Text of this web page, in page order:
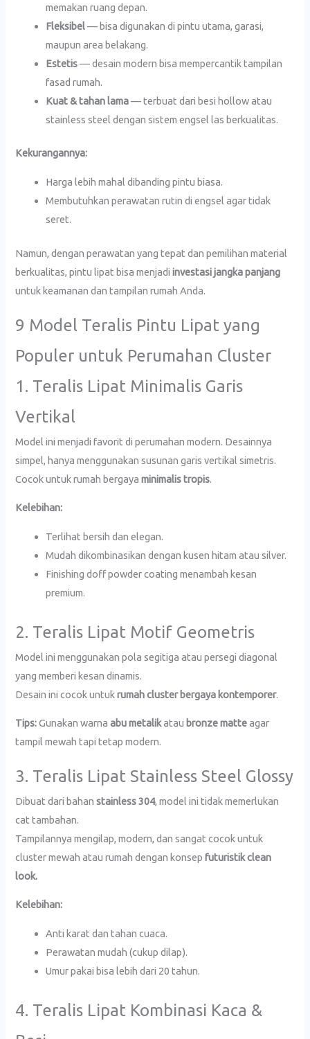
memakan ruang depan.
Fleksibel— bisa digunakan di pintu utama, garasi,
maupun area belakang.
Estetis— desain modern bisa mempercantik tampilan
fasad rumah.
Kuat & tahan lama— terbuat dari besi hollow atau
stainless steel dengan sistem engsel las berkualitas.
Kekurangannya:
Harga lebih mahal dibanding pintu biasa.
Membutuhkan perawatan rutin di engsel agar tidak
seret.
Namun, dengan perawatan yang tepat dan pemilihan material
berkualitas, pintu lipat bisa menjadiinvestasi jangka panjang
untuk keamanan dan tampilan rumah Anda.
9 Model Teralis Pintu Lipat yang
Populer untuk Perumahan Cluster
1. Teralis Lipat Minimalis Garis
Vertikal
Model ini menjadi favorit di perumahan modern. Desainnya
simpel, hanya menggunakan susunan garis vertikal simetris.
Cocok untuk rumah bergayaminimalis tropis.
Kelebihan:
Terlihat bersih dan elegan.
Mudah dikombinasikan dengan kusen hitam atau silver.
Finishing doff powder coating menambah kesan
premium.
2. Teralis Lipat Motif Geometris
Model ini menggunakan pola segitiga atau persegi diagonal
yang memberi kesan dinamis.
Desain ini cocok untukrumah cluster bergaya kontemporer.
Tips:Gunakan warnaabu metalikatau bronze matteagar
tampil mewah tapi tetap modern.
3. Teralis Lipat Stainless Steel Glossy
Dibuat dari bahanstainless 304, model ini tidak memerlukan
cat tambahan.
Tampilannya mengilap, modern, dan sangat cocok untuk
cluster mewah atau rumah dengan konsepfuturistik clean
look.
Kelebihan:
Anti karat dan tahan cuaca.
Perawatan mudah (cukup dilap).
Umur pakai bisa lebih dari 20 tahun.
4. Teralis Lipat Kombinasi Kaca &